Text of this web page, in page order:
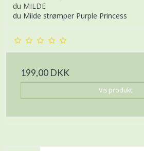
du MILDE
du Milde strømper Purple Princess
199,00 DKK
Vis produkt